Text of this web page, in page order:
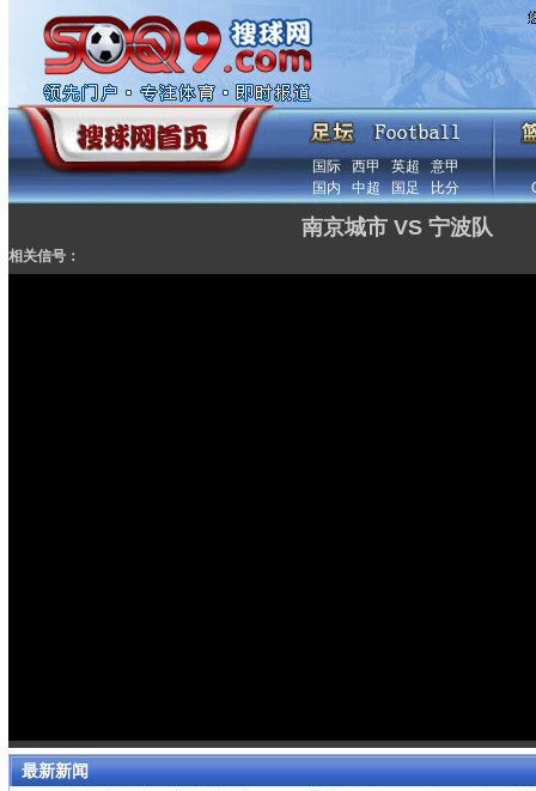
国际 西甲 英超
意甲
国内
中超 国足 比分
南京城市 VS 宁波队
相关信号：
最新新闻